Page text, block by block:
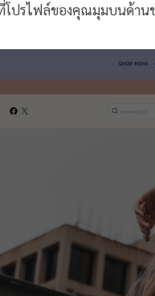
โปรไฟล์ของคุณมุมบนด้าน